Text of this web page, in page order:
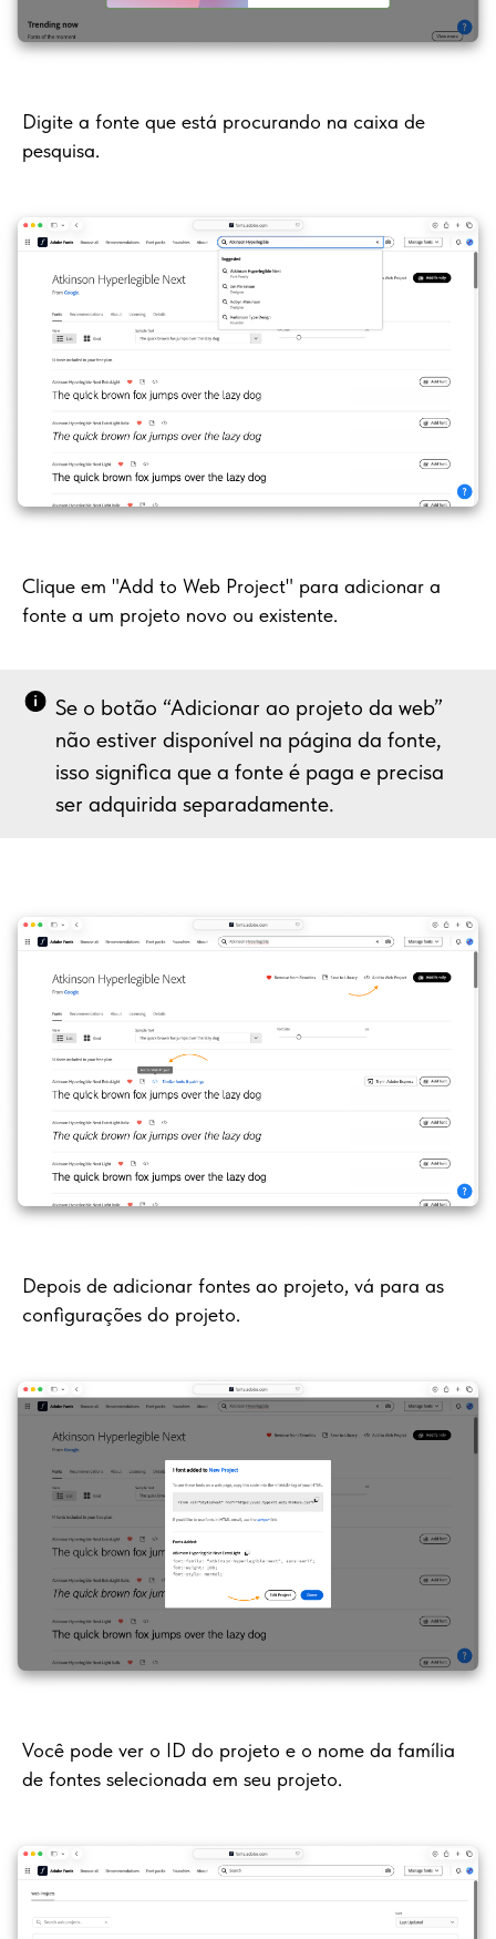
Digite a fonte que está procurando na caixa de
pesquisa.
Clique em "Add to Web Project" para adicionar a
fonte a um projeto novo ou existente.
Se o botão “Adicionar ao projeto da web”
não estiver disponível na página da fonte,
isso significa que a fonte é paga e precisa
ser adquirida separadamente.
Depois de adicionar fontes ao projeto, vá para as
configurações do projeto.
Você pode ver o ID do projeto e o nome da família
de fontes selecionada em seu projeto.